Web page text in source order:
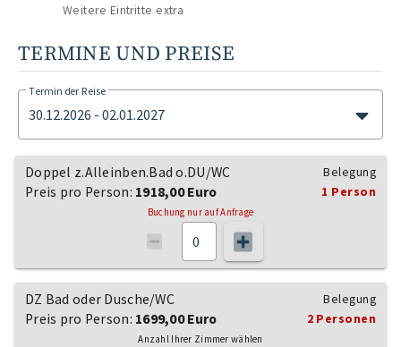
Weitere Eintritte extra
TERMINE UND PREISE
Termin der Reise
30.12.2026 - 02.01.2027
Doppel z.Alleinben.Bad o.DU/WC
Preis pro Person: 1918,00 Euro
Belegung
1 Person
Buchung nur auf Anfrage
DZ Bad oder Dusche/WC
Preis pro Person: 1699,00 Euro
Belegung
2 Personen
Anzahl Ihrer Zimmer wählen